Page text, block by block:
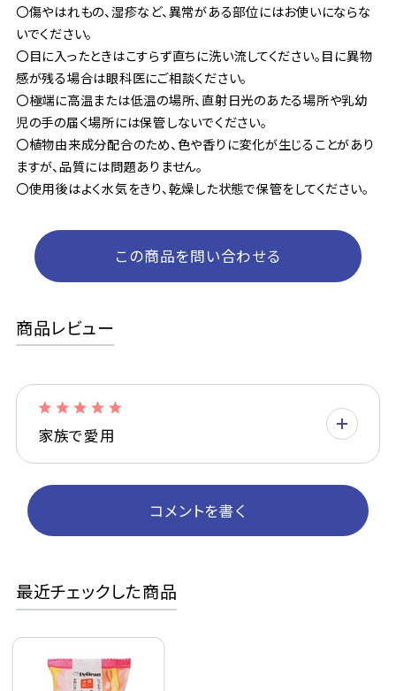
〇傷やはれもの、湿疹など、異常がある部位にはお使いにならな
いでください。
〇目に入ったときはこすらず直ちに洗い流してください。目に異物
感が残る場合は眼科医にご相談ください。
〇極端に高温または低温の場所、直射日光のあたる場所や乳幼
児の手の届く場所には保管しないでください。
〇植物由来成分配合のため、色や香りに変化が生じることがあり
ますが、品質には問題ありません。
〇使用後はよく水気をきり、乾燥した状態で保管をしてください。
この商品を問い合わせる
商品レビュー
家族で愛用
コメントを書く
最近チェックした商品